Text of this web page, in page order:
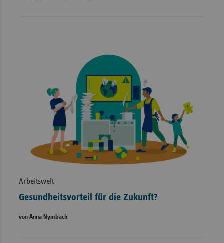
Arbeitswelt
Gesundheitsvorteil für die Zukunft?
von Anna Nymbach